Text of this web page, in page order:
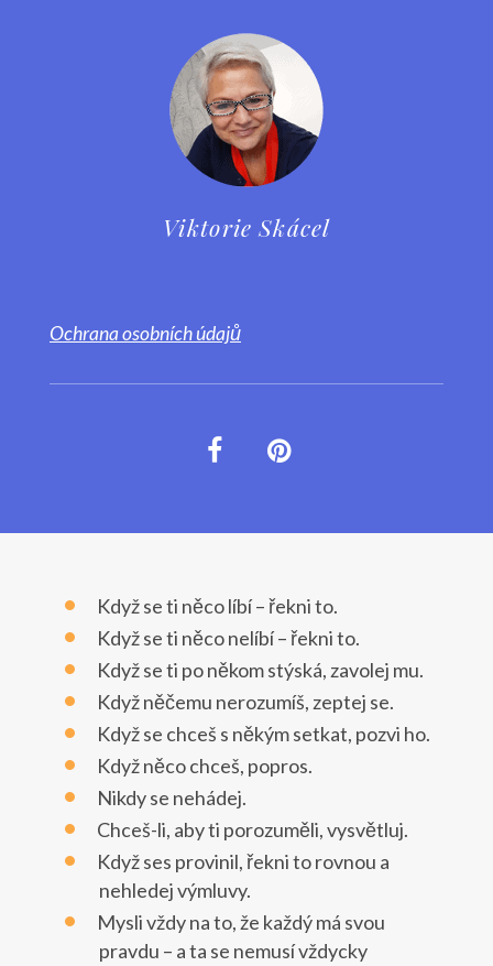
Viktorie Skácel
Ochrana osobních údajů
Když se ti něco líbí – řekni to.
Když se ti něco nelíbí – řekni to.
Když se ti po někom stýská, zavolej mu.
Když něčemu nerozumíš, zeptej se.
Když se chceš s někým setkat, pozvi ho.
Když něco chceš, popros.
Nikdy se nehádej.
Chceš-li, aby ti porozuměli, vysvětluj.
Když ses provinil, řekni to rovnou a
nehledej výmluvy.
Mysli vždy na to, že každý má svou
pravdu – a ta se nemusí vždycky